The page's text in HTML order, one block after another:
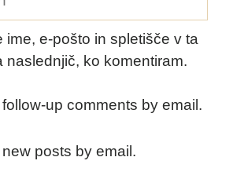
ime, e-pošto in spletišče v ta
naslednjič, ko komentiram.
up comments by email.
posts by email.